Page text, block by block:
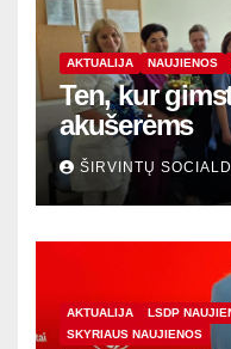
AKTUALIJA NAUJIENOS
Ten, kur
akušerėms
ŠIRVINTŲ
AKTUALIJA LSDP
SKYRIAUS NAUJIENOS